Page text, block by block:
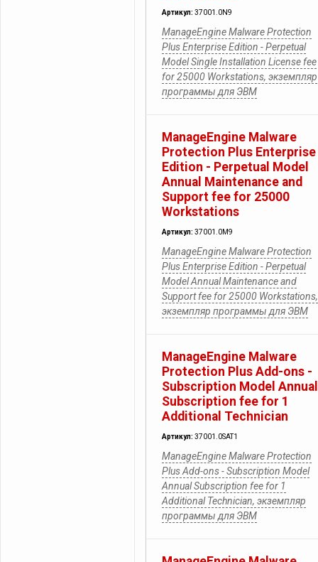
Артикул: 37001.0N9
ManageEngine Malware Protection
Plus Enterprise Edition - Perpetual
Model Single Installation License fee
for 25000 Workstations, экземпляр
программы для ЭВМ
ManageEngine Malware
Protection Plus Enterprise
Edition - Perpetual Model
Annual Maintenance and
Support fee for 25000
Workstations
Артикул: 37001.0M9
ManageEngine Malware Protection
Plus Enterprise Edition - Perpetual
Model Annual Maintenance and
Support fee for 25000 Workstations,
экземпляр программы для ЭВМ
ManageEngine Malware
Protection Plus Add-ons -
Subscription Model Annual
Subscription fee for 1
Additional Technician
Артикул: 37001.0SAT1
ManageEngine Malware Protection
Plus Add-ons - Subscription Model
Annual Subscription fee for 1
Additional Technician, экземпляр
программы для ЭВМ